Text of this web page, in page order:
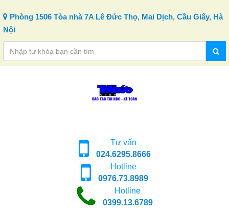
Phòng 1506 Tòa nhà 7A Lê Đức Thọ, Mai Dịch, Cầu Giấy, Hà
Nội
Tư vấn
024.6295.8666
Hotline
0976.73.8989
Hotline
0399.13.6789